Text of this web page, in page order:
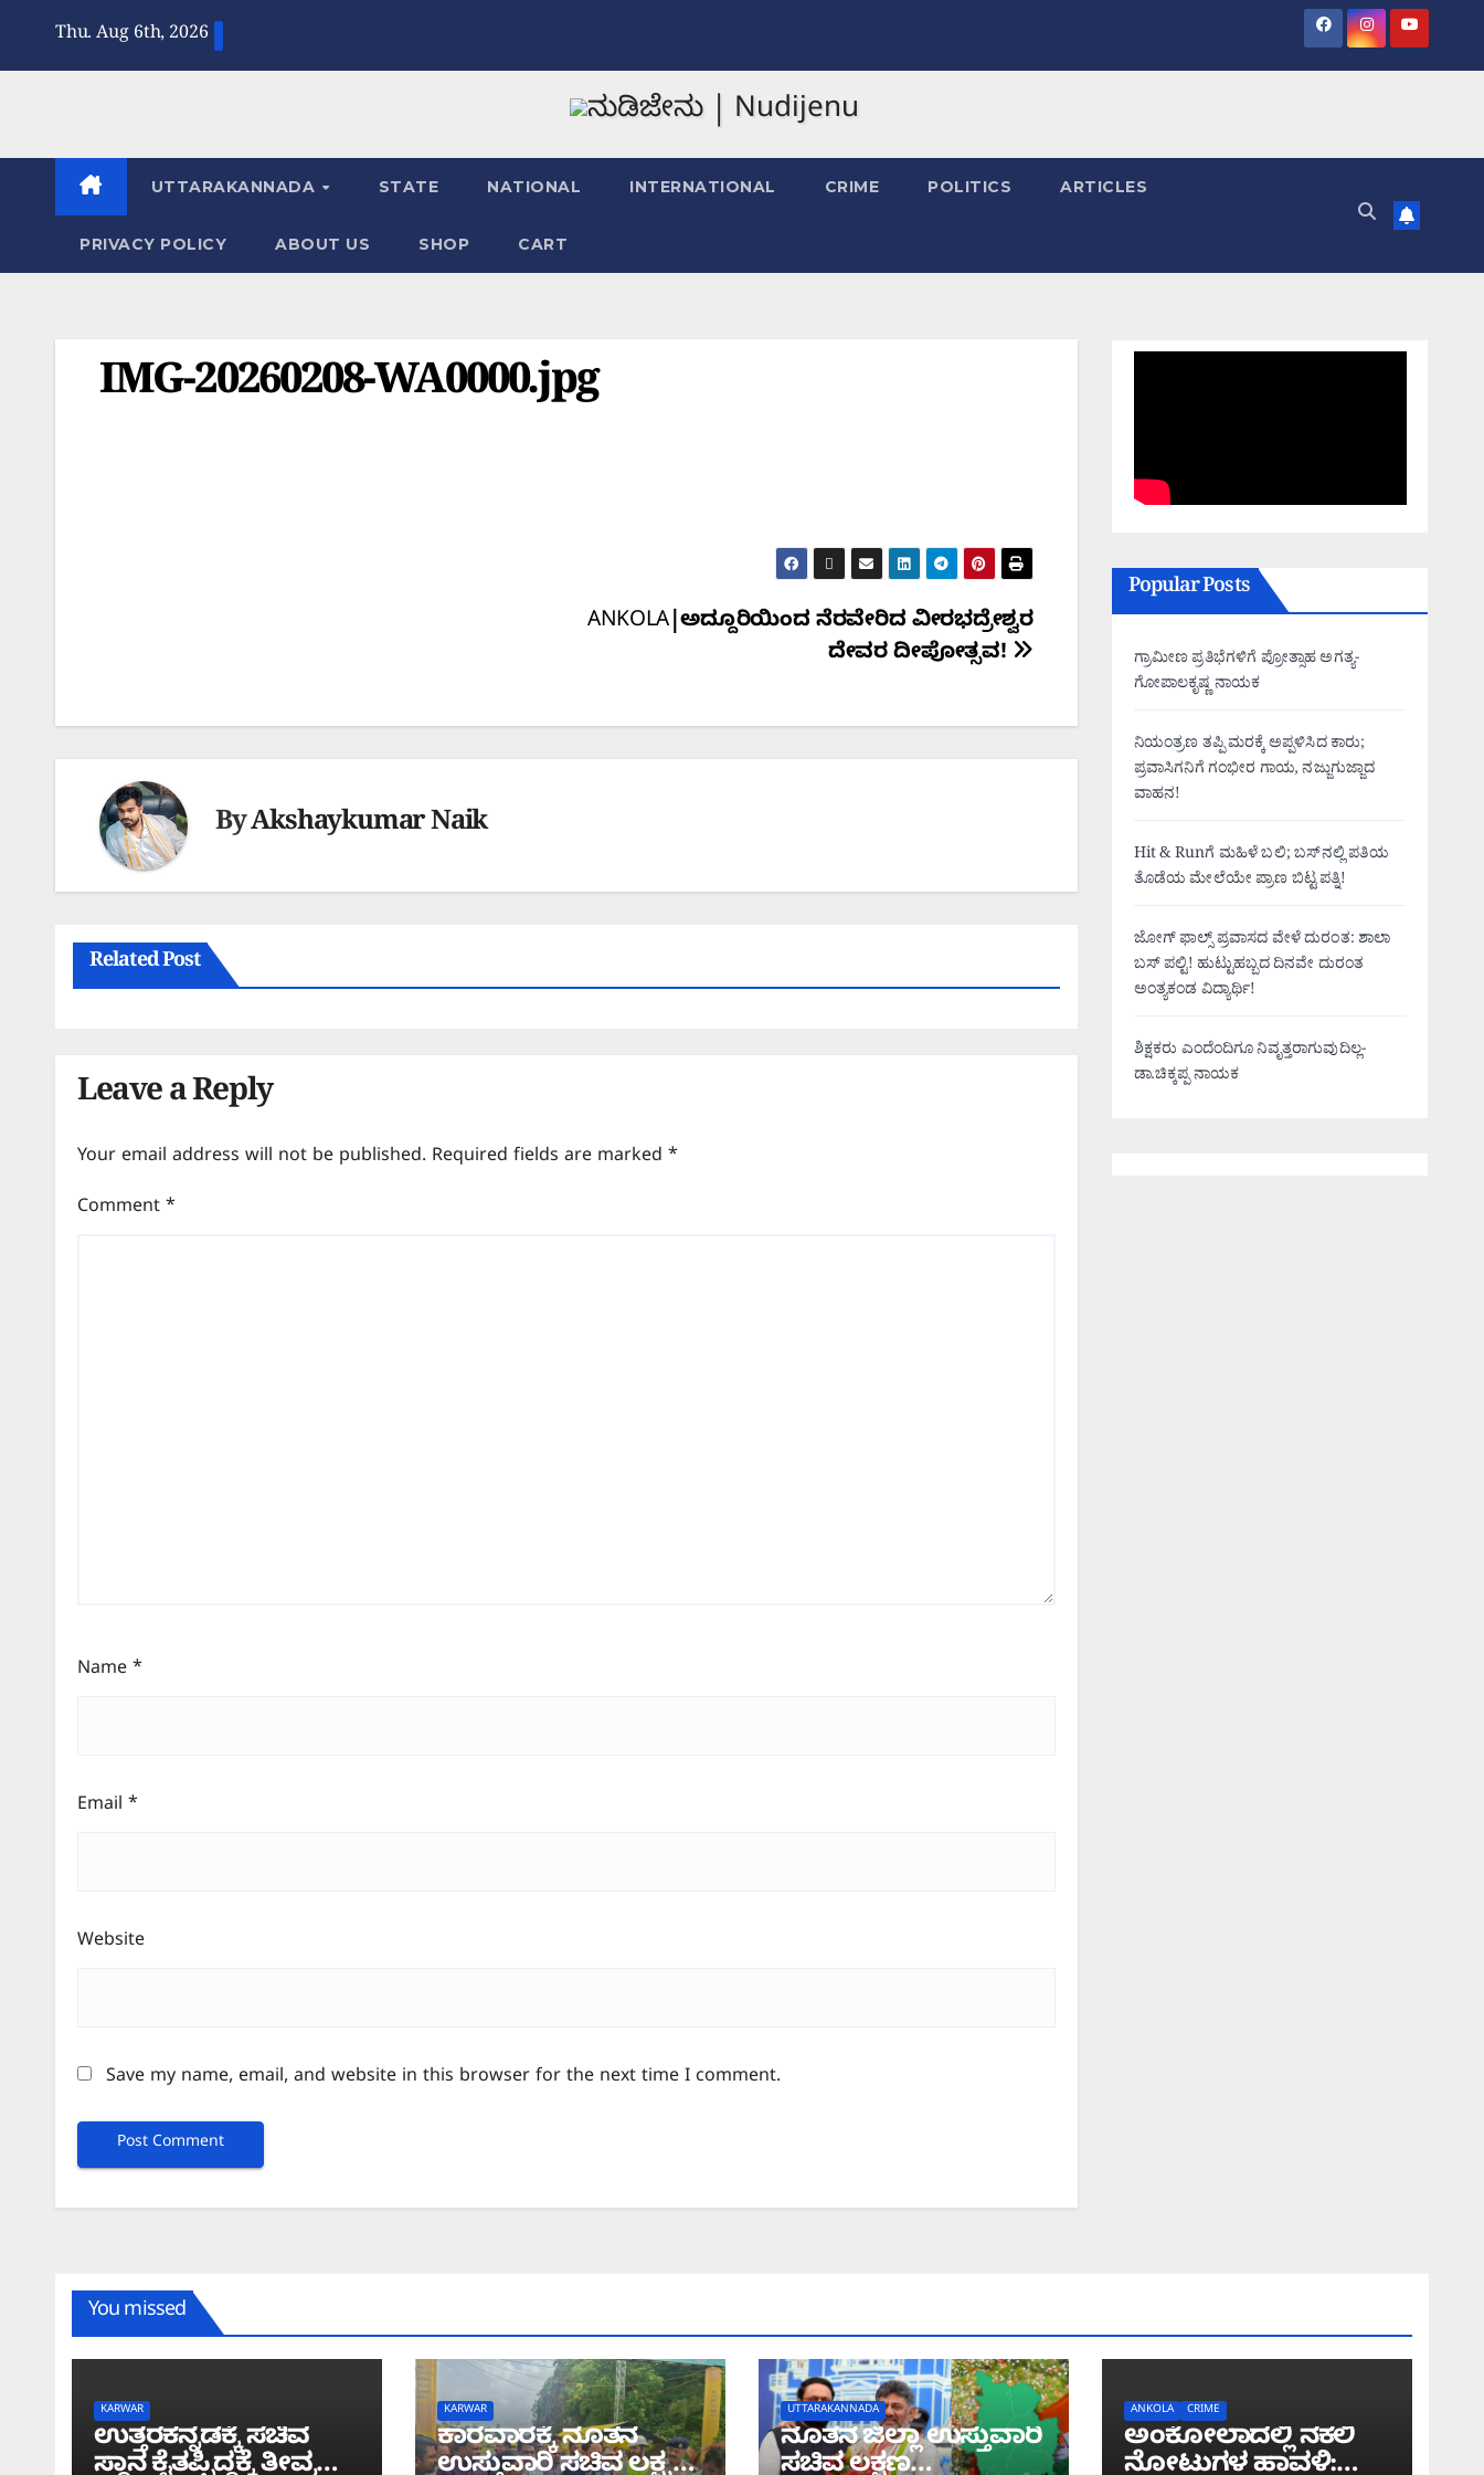
Thu. Aug 6th, 2026
UTTARAKANNADA STATE NATIONAL INTERNATIONAL CRIME POLITICS ARTICLES
PRIVACY POLICY ABOUT US SHOP CART
IMG-20260208-WA0000.jpg
ANKOLA|ಅದ್ದೂರಿಯಿಂದ ನೆರವೇರಿದ ವೀರಭದ್ರೇಶ್ವರ
ದೇವರ ದೀಪೋತ್ಸವ!
ByAkshaykumar Naik
Related Post
Leave a Reply
Your email address will not be published. Required fields are marked *
Comment *
Name *
Email *
Website
Save my name, email, and website in this browser for the next time I comment.
Popular Posts
ಗ್ರಾಮೀಣ ಪ್ರತಿಭೆಗಳಿಗೆ ಪ್ರೋತ್ಸಾಹ ಅಗತ್ಯ-
ಗೋಪಾಲಕೃಷ್ಣ ನಾಯಕ
ನಿಯಂತ್ರಣ ತಪ್ಪಿ ಮರಕ್ಕೆ ಅಪ್ಪಳಿಸಿದ ಕಾರು;
ಪ್ರವಾಸಿಗನಿಗೆ ಗಂಭೀರ ಗಾಯ, ನಜ್ಜುಗುಜ್ಜಾದ
ವಾಹನ!
Hit & Runಗೆ ಮಹಿಳೆ ಬಲಿ; ಬಸ್‌ನಲ್ಲಿ ಪತಿಯ
ತೊಡೆಯ ಮೇಲೆಯೇ ಪ್ರಾಣ ಬಿಟ್ಟ ಪತ್ನಿ!
ಜೋಗ್ ಫಾಲ್ಸ್ ಪ್ರವಾಸದ ವೇಳೆ ದುರಂತ: ಶಾಲಾ
ಬಸ್ ಪಲ್ಟಿ! ಹುಟ್ಟುಹಬ್ಬದ ದಿನವೇ ದುರಂತ
ಅಂತ್ಯಕಂಡ ವಿದ್ಯಾರ್ಥಿ!
ಶಿಕ್ಷಕರು ಎಂದೆಂದಿಗೂ ನಿವೃತ್ತರಾಗುವುದಿಲ್ಲ-
ಡಾ.ಚಿಕ್ಕಪ್ಪ ನಾಯಕ
You missed
KARWAR
ಉತ್ತರಕನ್ನಡಕ್ಕೆ ಸಚಿವ
ಸ್ಥಾನ ಕೈತಪ್ಪಿದ್ದಕ್ಕೆ ತೀವ್ರ
KARWAR
ಕಾರವಾರಕ್ಕೆ ನೂತನ
ಉಸ್ತುವಾರಿ ಸಚಿವ ಲಕ್ಷ್ಮಣ
UTTARAKANNADA
ನೂತನ ಜಿಲ್ಲಾ ಉಸ್ತುವಾರಿ
ಸಚಿವ ಲಕ್ಷಣ
ANKOLA CRIME
ಅಂಕೋಲಾದಲ್ಲಿ ನಕಲಿ
ನೋಟುಗಳ ಹಾವಳಿ: